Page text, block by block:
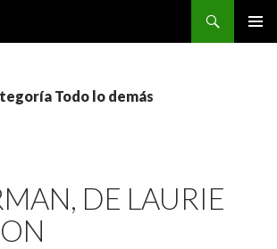
Todo lo demás
DE LAURIE